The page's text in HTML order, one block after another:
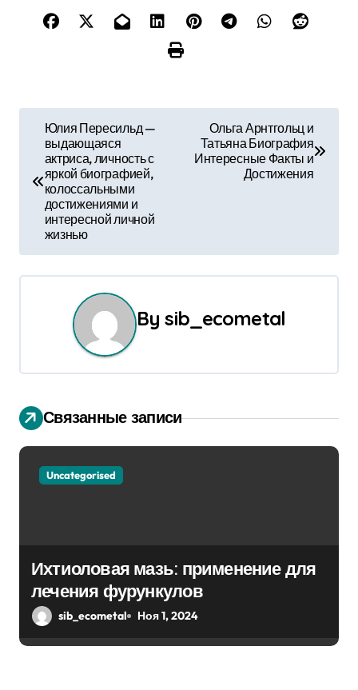
в
г
а
п
о
и
я
Юлия Пересильд —
выдающаяся
актриса, личность с
яркой биографией,
колоссальными
достижениями и
интересной личной
жизнью
Ольга Арнтгольц и
Татьяна Биография
Интересные Факты и
Достижения
Bysib_ecometal
Связанные записи
Uncategorised
Ихтиоловая мазь: применение для
лечения фурункулов
sib_ecometal Ноя 1, 2024